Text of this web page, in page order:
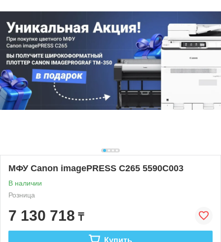
МФУ Canon imagePRESS C265 5590C003
В наличии
Розница
7 130 718 ₸
Купить